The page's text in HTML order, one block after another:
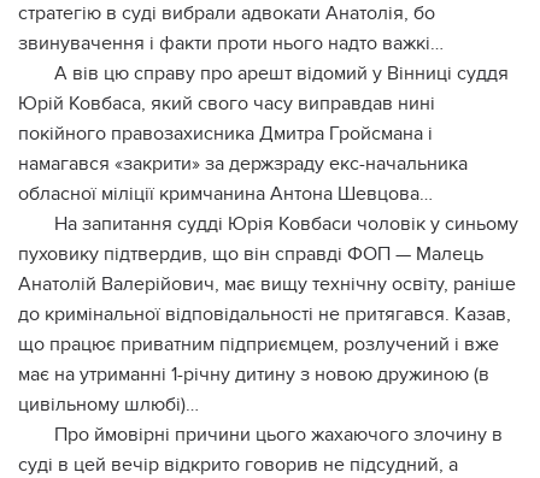
стратегію в суді вибрали адвокати Анатолія, бо
звинувачення і факти проти нього надто важкі…
А вів цю справу про арешт відомий у Вінниці суддя
Юрій Ковбаса, який свого часу виправдав нині
покійного правозахисника Дмитра Гройсмана і
намагався «закрити» за держзраду екс-начальника
обласної міліції кримчанина Антона Шевцова…
На запитання судді Юрія Ковбаси чоловік у синьому
пуховику підтвердив, що він справді ФОП — Малець
Анатолій Валерійович, має вищу технічну освіту, раніше
до кримінальної відповідальності не притягався. Казав,
що працює приватним підприємцем, розлучений і вже
має на утриманні 1-річну дитину з новою дружиною (в
цивільному шлюбі)…
Про ймовірні причини цього жахаючого злочину в
суді в цей вечір відкрито говорив не підсудний, а